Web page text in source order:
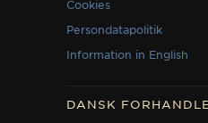
Cookies
Persondatapolitik
Information in English
DANSK